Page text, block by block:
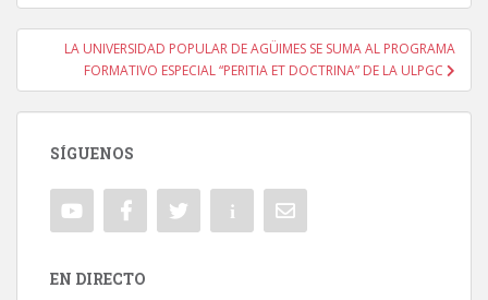
LA UNIVERSIDAD POPULAR DE AGÜIMES SE SUMA AL PROGRAMA
FORMATIVO ESPECIAL “PERITIA ET DOCTRINA” DE LA ULPGC
SÍGUENOS
EN DIRECTO